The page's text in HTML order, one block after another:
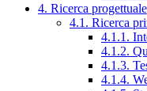
4. Ricerca progettuale
4.1. Ricerca
4.1.1.
4.1.2.
4.1.3.
4.1.4.